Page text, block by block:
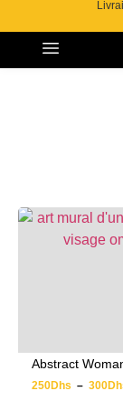
Abstract
250Dhs – 300